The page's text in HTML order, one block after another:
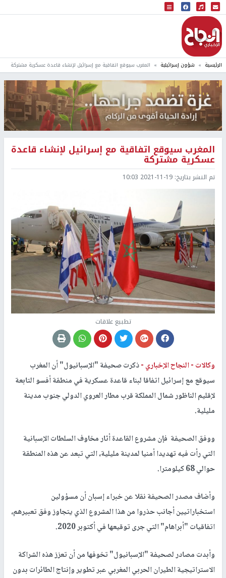
البث المباشر
إذاعة النجاح
الرئيسية شؤون إسرائيلية المغرب سيوقع اتفاقية مع إسرائيل لإنشاء قاعدة عسكرية مشتركة
المغرب سيوقع اتفاقية مع إسرائيل لإنشاء قاعدة
عسكرية مشتركة
تم النشر بتاريخ: 2021-11-19 10:03
تطبيع علاقات
وكالات -النجاح الإخباري -ذكرت صحيفة "الإسبانيول" أن المغرب
سيوقع مع إسرائيل اتفاقا لبناء قاعدة عسكرية في منطقة أفسو التابعة
لإقليم الناظور شمال المملكة قرب مطار العروي الدولي جنوب مدينة
مليلية.
ووفق الصحيفة فإن مشروع القاعدة أثار مخاوف السلطات الإسبانية
التي رأت فيه تهديدا أمنيا لمدينة مليلية، التي تبعد عن هذه المنطقة
حوالي 68 كيلومترا.
وأضاف مصدر الصحيفة نقلا عن خبراء إسبان أن مسؤولين
استخباراتيين أجانب حذروا من هذا المشروع الذي يتجاوز وفق تعبيرهم،
اتفاقيات "أبراهام" التي جرى توقيعها في أكتوبر 2020.
وأبدت مصادر لصحيفة "الإسبانيول" تخوفها من أن تعزز هذه الشراكة
الاستراتيجية الطيران الحربي المغربي عبر تطوير وإنتاج الطائرات بدون